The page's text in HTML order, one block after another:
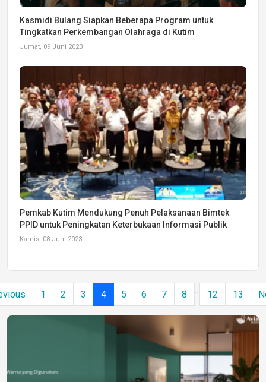
Kasmidi Bulang Siapkan Beberapa Program untuk
Tingkatkan Perkembangan Olahraga di Kutim
Jumat, 09 Juni 2023
Pemkab Kutim Mendukung Penuh Pelaksanaan Bimtek
PPID untuk Peningkatan Keterbukaan Informasi Publik
Kamis, 08 Juni 2023
1 2 3 4 5 6 7 8 ... 12 13